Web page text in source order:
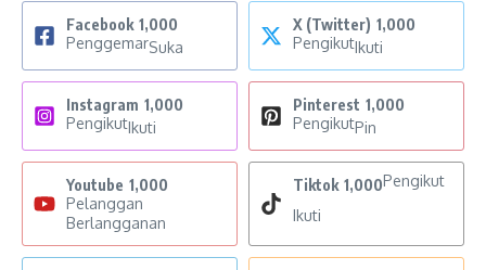
Facebook 1,000
PenggemarSuka
X (Twitter) 1,000
PengikutIkuti
Instagram 1,000
PengikutIkuti
Pinterest 1,000
PengikutPin
Youtube 1,000
Pelanggan
Berlangganan
Tiktok 1,000Pengikut
Ikuti